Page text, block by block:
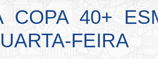
COPA 40+
FEIRA